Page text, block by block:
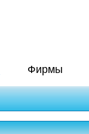
Фирмы